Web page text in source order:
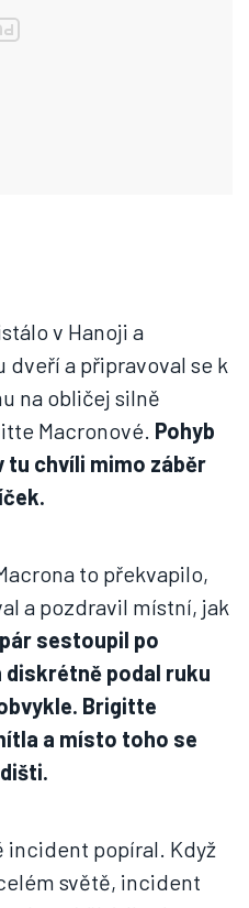
v Hanoji a
dveří a připravoval se k
na obličej silně
Macronové. Pohyb
tu chvíli mimo záběr
to překvapilo,
a pozdravil místní, jak
sestoupil po
diskrétně podal ruku
Brigitte
a místo toho se
incident popíral. Když
světě, incident